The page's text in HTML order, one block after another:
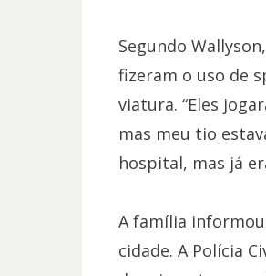
Segundo
fizeram o uso de
viatura. “Eles
mas meu tio
hospital, mas já
A família
cidade. A Polícia